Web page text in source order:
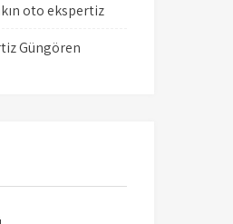
oto ekspertiz
Güngören